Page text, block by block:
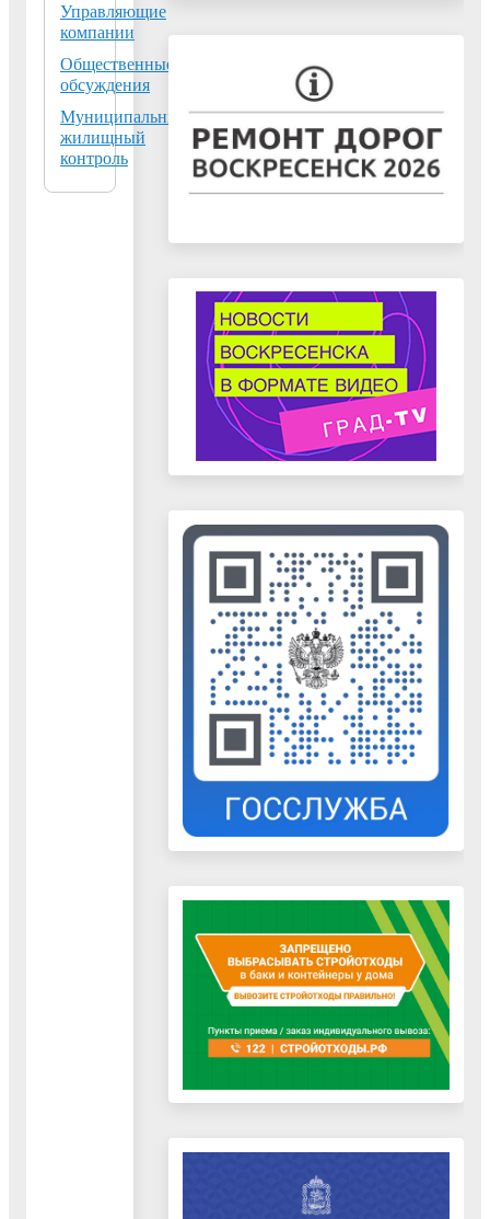
Управляющие
компании
Общественные
обсуждения
Муниципальный
жилищный
контроль
73, +7 (496) 442-75-
12-69
E-mail:gkh@vos-
СЛУЖБЫ:
ЕДДС г.о.
Воскресенск -
84964424721
АО "УО "Наш дом -
Воскресенск" -
88007750060
88007750060
ООО "Экстех" -
84964497522
ООО "УК"ВДСК-
Сервис" -
84995530464
ООО "УК "Пересвет-
Фосфорит" -
84964437717,
88007750060
ООО "УК" Аквилон"
- 84964448600
ООО "УК"
ООО "Жилье 2005" -
84964496686;
89099454661
ООО "УК "МИЦАР"
- 89916177624
ООО "УК ЭКО
89015825532
89268588118
ООО "УК
"Идеальная" -